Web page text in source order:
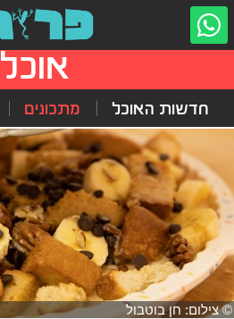
אוכל
חדשות האוכל מתכונים
© צילום: חן בוטבול